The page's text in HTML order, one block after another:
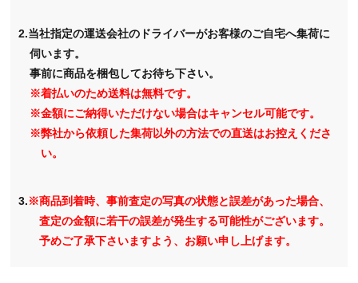
2.当社指定の運送会社のドライバーがお客様のご自宅へ集荷に
伺います。
事前に商品を梱包してお待ち下さい。
※着払いのため送料は無料です。
※金額にご納得いただけない場合はキャンセル可能です。
※弊社から依頼した集荷以外の方法での直送はお控えくださ
い。
3.※商品到着時、事前査定の写真の状態と誤差があった場合、
査定の金額に若干の誤差が発生する可能性がございます。
予めご了承下さいますよう、お願い申し上げます。